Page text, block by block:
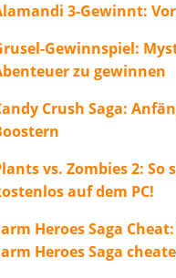
3-Gewinnt:
Gewinnspiel:
zu gewinnen
Crush Saga:
vs. Zombies 2: So
auf dem PC!
Heroes Saga
Heroes Saga